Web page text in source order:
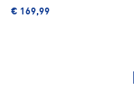
€ 169,99